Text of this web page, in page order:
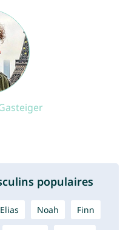
populaires
Elias Noah Finn